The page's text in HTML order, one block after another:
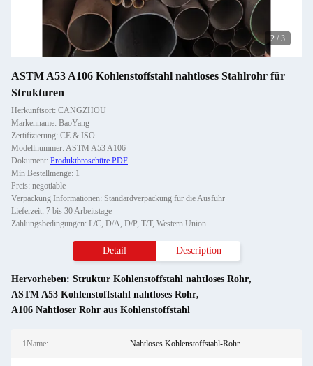
2 / 3
ASTM A53 A106 Kohlenstoffstahl nahtloses Stahlrohr für
Strukturen
Herkunftsort: CANGZHOU
Markenname: BaoYang
Zertifizierung: CE & ISO
Modellnummer: ASTM A53 A106
Dokument: Produktbroschüre PDF
Min Bestellmenge: 1
Preis: negotiable
Verpackung Informationen: Standardverpackung für die Ausfuhr
Lieferzeit: 7 bis 30 Arbeitstage
Zahlungsbedingungen: L/C, D/A, D/P, T/T, Western Union
Detail Description
Hervorheben: Struktur Kohlenstoffstahl nahtloses Rohr,
ASTM A53 Kohlenstoffstahl nahtloses Rohr,
A106 Nahtloser Rohr aus Kohlenstoffstahl
1Name: Nahtloses Kohlenstoffstahl-Rohr